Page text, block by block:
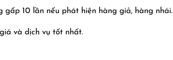
gấp 10 lần nếu phát hiện hàng giả, hàng nhái.
và dịch vụ tốt nhất.